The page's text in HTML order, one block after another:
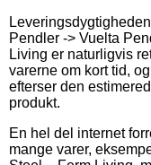
Pendler -> Vuelta
Living er naturligvis
varerne om kort tid,
efterser den
produkt.
En hel del internet
mange varer,